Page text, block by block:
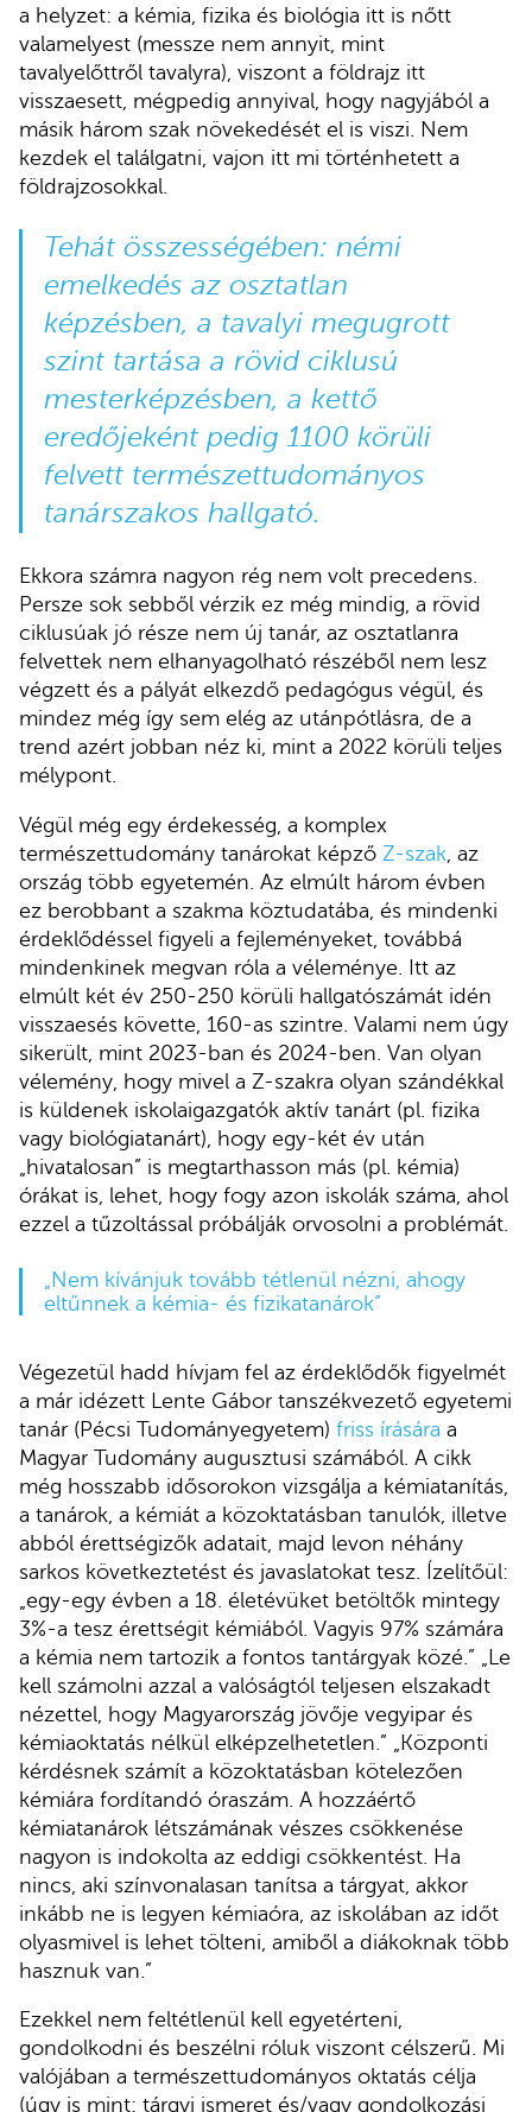
a helyzet: a kémia, fizika és biológia itt is nőtt
valamelyest (messze nem annyit, mint
tavalyelőttről tavalyra), viszont a földrajz itt
visszaesett, mégpedig annyival, hogy nagyjából a
másik három szak növekedését el is viszi. Nem
kezdek el találgatni, vajon itt mi történhetett a
földrajzosokkal.
Tehát összességében: némi
emelkedés az osztatlan
képzésben, a tavalyi megugrott
szint tartása a rövid ciklusú
mesterképzésben, a kettő
eredőjeként pedig 1100 körüli
felvett természettudományos
tanárszakos hallgató.
Ekkora számra nagyon rég nem volt precedens.
Persze sok sebből vérzik ez még mindig, a rövid
ciklusúak jó része nem új tanár, az osztatlanra
felvettek nem elhanyagolható részéből nem lesz
végzett és a pályát elkezdő pedagógus végül, és
mindez még így sem elég az utánpótlásra, de a
trend azért jobban néz ki, mint a 2022 körüli teljes
mélypont.
Végül még egy érdekesség, a komplex
természettudomány tanárokat képző Z-szak , az
ország több egyetemén. Az elmúlt három évben
ez berobbant a szakma köztudatába, és mindenki
érdeklődéssel figyeli a fejleményeket, továbbá
mindenkinek megvan róla a véleménye. Itt az
elmúlt két év 250-250 körüli hallgatószámát idén
visszaesés követte, 160-as szintre. Valami nem úgy
sikerült, mint 2023-ban és 2024-ben. Van olyan
vélemény, hogy mivel a Z-szakra olyan szándékkal
is küldenek iskolaigazgatók aktív tanárt (pl. fizika
vagy biológiatanárt), hogy egy-két év után
„hivatalosan” is megtarthasson más (pl. kémia)
órákat is, lehet, hogy fogy azon iskolák száma, ahol
ezzel a tűzoltással próbálják orvosolni a problémát.
„Nem kívánjuk tovább tétlenül nézni, ahogy
eltűnnek a kémia- és fizikatanárok”
Végezetül hadd hívjam fel az érdeklődők figyelmét
a már idézett Lente Gábor tanszékvezető egyetemi
tanár (Pécsi Tudományegyetem) friss írására a
Magyar Tudomány augusztusi számából. A cikk
még hosszabb idősorokon vizsgálja a kémiatanítás,
a tanárok, a kémiát a közoktatásban tanulók, illetve
abból érettségizők adatait, majd levon néhány
sarkos következtetést és javaslatokat tesz. Ízelítőül:
„egy-egy évben a 18. életévüket betöltők mintegy
3%-a tesz érettségit kémiából. Vagyis 97% számára
a kémia nem tartozik a fontos tantárgyak közé.” „Le
kell számolni azzal a valóságtól teljesen elszakadt
nézettel, hogy Magyarország jövője vegyipar és
kémiaoktatás nélkül elképzelhetetlen.” „Központi
kérdésnek számít a közoktatásban kötelezően
kémiára fordítandó óraszám. A hozzáértő
kémiatanárok létszámának vészes csökkenése
nagyon is indokolta az eddigi csökkentést. Ha
nincs, aki színvonalasan tanítsa a tárgyat, akkor
inkább ne is legyen kémiaóra, az iskolában az időt
olyasmivel is lehet tölteni, amiből a diákoknak több
hasznuk van.”
Ezekkel nem feltétlenül kell egyetérteni,
gondolkodni és beszélni róluk viszont célszerű. Mi
valójában a természettudományos oktatás célja
(úgy is mint: tárgyi ismeret és/vagy gondolkozási